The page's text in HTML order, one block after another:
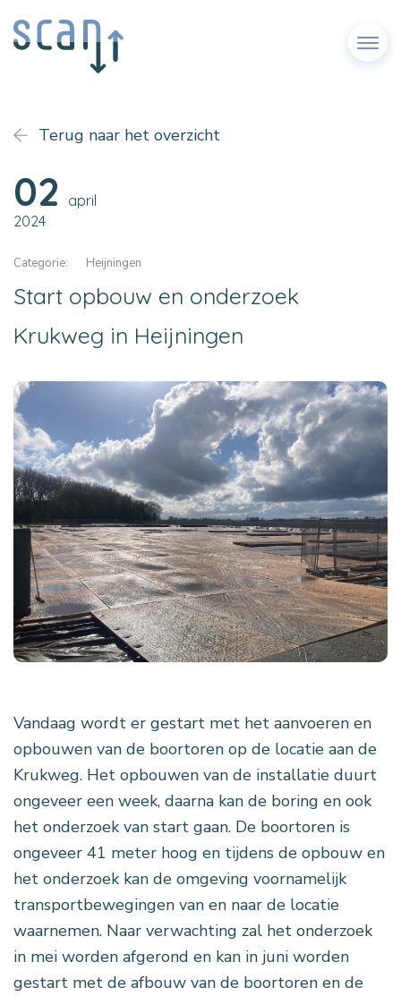
Menu
Terug naar het overzicht
02
april
2024
Categorie: Heijningen
Start opbouw en onderzoek
Krukweg in Heijningen
Vandaag wordt er gestart met het aanvoeren en
opbouwen van de boortoren op de locatie aan de
Krukweg. Het opbouwen van de installatie duurt
ongeveer een week, daarna kan de boring en ook
het onderzoek van start gaan. De boortoren is
ongeveer 41 meter hoog en tijdens de opbouw en
het onderzoek kan de omgeving voornamelijk
transportbewegingen van en naar de locatie
waarnemen. Naar verwachting zal het onderzoek
in mei worden afgerond en kan in juni worden
gestart met de afbouw van de boortoren en de